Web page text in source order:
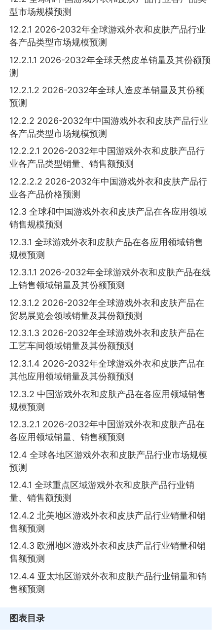
型市场规模预测
12.2.1 2026-2032年全球游戏外衣和皮肤产品行业
各产品类型市场规模预测
12.2.1.1 2026-2032年全球天然皮革销量及其份额预
测
12.2.1.2 2026-2032年全球人造皮革销量及其份额
预测
12.2.2 2026-2032年中国游戏外衣和皮肤产品行业
各产品类型市场规模预测
12.2.2.1 2026-2032年中国游戏外衣和皮肤产品行
业各产品类型销量、销售额预测
12.2.2.2 2026-2032年中国游戏外衣和皮肤产品行
业各产品价格预测
12.3 全球和中国游戏外衣和皮肤产品在各应用领域
销售规模预测
12.3.1 全球游戏外衣和皮肤产品在各应用领域销售
规模预测
12.3.1.1 2026-2032年全球游戏外衣和皮肤产品在线
上销售领域销量及其份额预测
12.3.1.2 2026-2032年全球游戏外衣和皮肤产品在
贸易展览会领域销量及其份额预测
12.3.1.3 2026-2032年全球游戏外衣和皮肤产品在
工艺车间领域销量及其份额预测
12.3.1.4 2026-2032年全球游戏外衣和皮肤产品在
其他应用领域销量及其份额预测
12.3.2 中国游戏外衣和皮肤产品在各应用领域销售
规模预测
12.3.2.1 2026-2032年中国游戏外衣和皮肤产品在
各应用领域销量、销售额预测
12.4 全球各地区游戏外衣和皮肤产品行业市场规模
预测
12.4.1 全球重点区域游戏外衣和皮肤产品行业销
量、销售额预测
12.4.2 北美地区游戏外衣和皮肤产品行业销量和销
售额预测
12.4.3 欧洲地区游戏外衣和皮肤产品行业销量和销
售额预测
12.4.4 亚太地区游戏外衣和皮肤产品行业销量和销
售额预测
图表目录